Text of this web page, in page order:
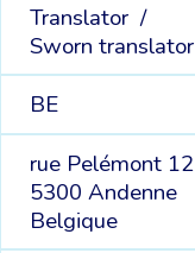
Translator /
Sworn translator
BE
rue Pelémont 12
5300 Andenne
Belgique